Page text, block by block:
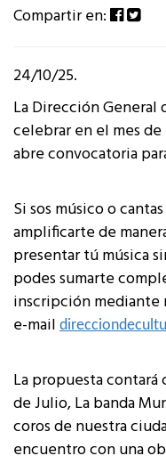
Compartir en:
24/10/25.
La Dirección General
celebrar en el mes
abre convocatoria
Si sos músico o
amplificarte de
presentar tú música
podes sumarte
inscripción mediante
e-mail
La propuesta contará
de Julio, La banda
coros de nuestra
encuentro con una